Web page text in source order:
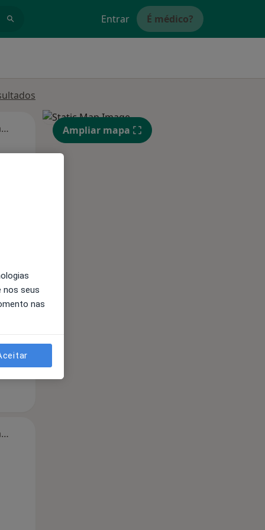
Entrar É médico?
Segunda-feira Qua Qui,
13 Ago
Segunda-feira
11 Ago
Segunda-feira
Ampliar mapa
nos seus
nas